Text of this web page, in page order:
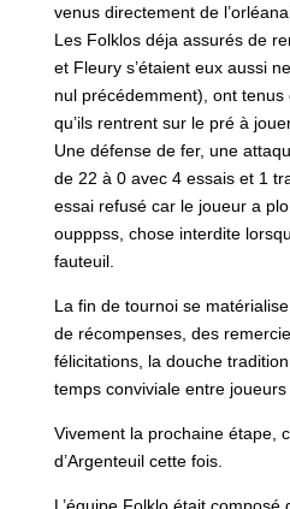
venus directement de
Les Folklos déja assurés de
et Fleury s’étaient eux aussi
nul précédemment), ont
qu’ils rentrent sur le pré à
Une défense de fer, une
de 22 à 0 avec 4 essais et 1
essai refusé car le joueur a
oupppss, chose interdite
fauteuil.
La fin de tournoi se
de récompenses, des
félicitations, la douche
temps conviviale entre joueurs
Vivement la prochaine étape,
d’Argenteuil cette fois.
L’équipe Folklo était composé